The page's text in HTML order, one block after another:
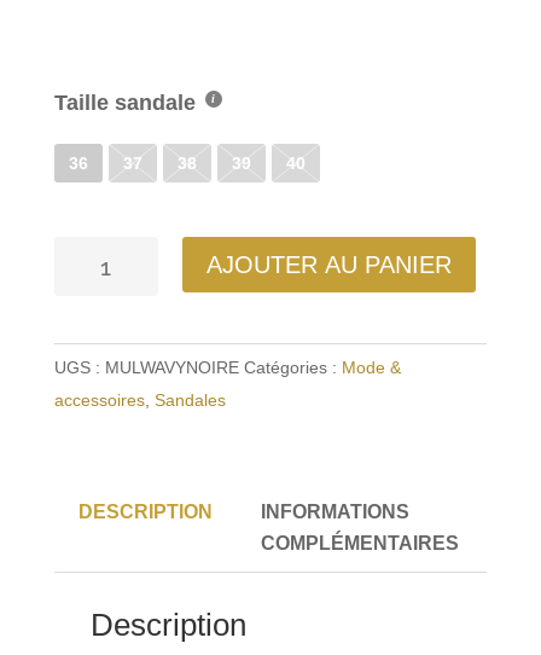
Taille sandale
36 37 38 39 40
Wavy
AJOUTER AU PANIER
UGS : MULWAVYNOIRE Catégories : Mode &
accessoires, Sandales
DESCRIPTION
INFORMATIONS
COMPLÉMENTAIRES
Description